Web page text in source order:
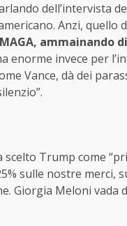
dell’intervista
Anzi, quello
ammainando
enorme invece per
Vance, dà dei
Trump come
sulle nostre merci,
Giorgia Meloni vada